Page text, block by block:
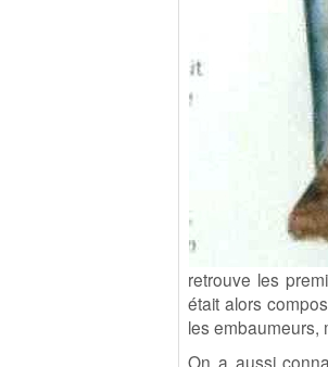
retrouve les
était alors
les embaumeurs,
On a aussi